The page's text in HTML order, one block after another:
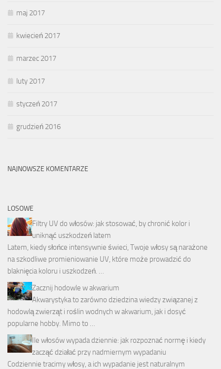
maj 2017
kwiecień 2017
marzec 2017
luty 2017
styczeń 2017
grudzień 2016
NAJNOWSZE KOMENTARZE
LOSOWE
Filtry UV do włosów: jak stosować, by chronić kolor i
uniknąć uszkodzeń latem
Latem, kiedy słońce intensywnie świeci, Twoje włosy są narażone
na szkodliwe promieniowanie UV, które może prowadzić do
blaknięcia koloru i uszkodzeń. …
Zacznij hodowle w akwarium
Akwarystyka to zarówno dziedzina wiedzy związanej z
hodowlą zwierząt i roślin wodnych w akwarium, jak i dosyć
popularne hobby. Mimo to …
Ile włosów wypada dziennie: jak rozpoznać normę i kiedy
zacząć działać przy nadmiernym wypadaniu
Codziennie tracimy włosy, a ich wypadanie jest naturalnym